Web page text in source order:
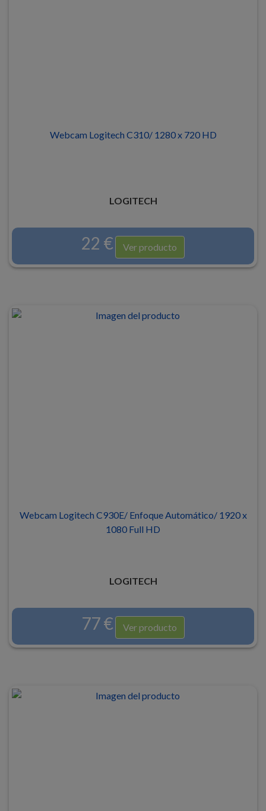
Webcam Logitech C310/ 1280 x 720 HD
LOGITECH
22 € Ver producto
Webcam Logitech C930E/ Enfoque Automático/ 1920 x
1080 Full HD
LOGITECH
77 € Ver producto